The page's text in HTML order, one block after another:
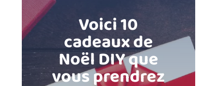
Voici 10
cadeaux de
Noël DIY que
vous prendrez